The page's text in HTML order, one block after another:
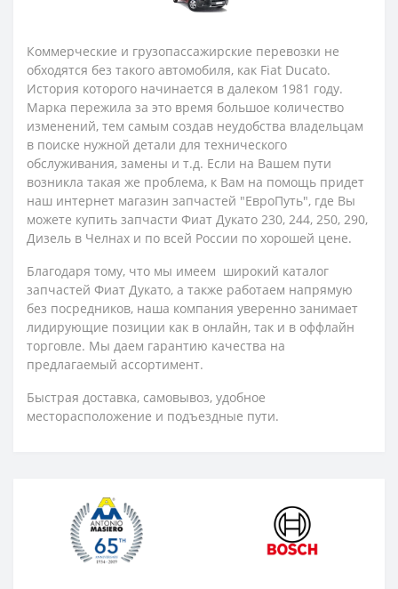
Коммерческие и грузопассажирские перевозки не
обходятся без такого автомобиля, как Fiat Ducato.
История которого начинается в далеком 1981 году.
Марка пережила за это время большое количество
изменений, тем самым создав неудобства владельцам
в поиске нужной детали для технического
обслуживания, замены и т.д. Если на Вашем пути
возникла такая же проблема, к Вам на помощь придет
наш интернет магазин запчастей "ЕвроПуть", где Вы
можете купить запчасти Фиат Дукато 230, 244, 250, 290,
Дизель в Челнах и по всей России по хорошей цене.
Благодаря тому, что мы имеем широкий каталог
запчастей Фиат Дукато, а также работаем напрямую
без посредников, наша компания уверенно занимает
лидирующие позиции как в онлайн, так и в оффлайн
торговле. Мы даем гарантию качества на
предлагаемый ассортимент.
Быстрая доставка, самовывоз, удобное
месторасположение и подъездные пути.